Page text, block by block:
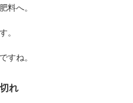
料へ。
。
すね。
れ